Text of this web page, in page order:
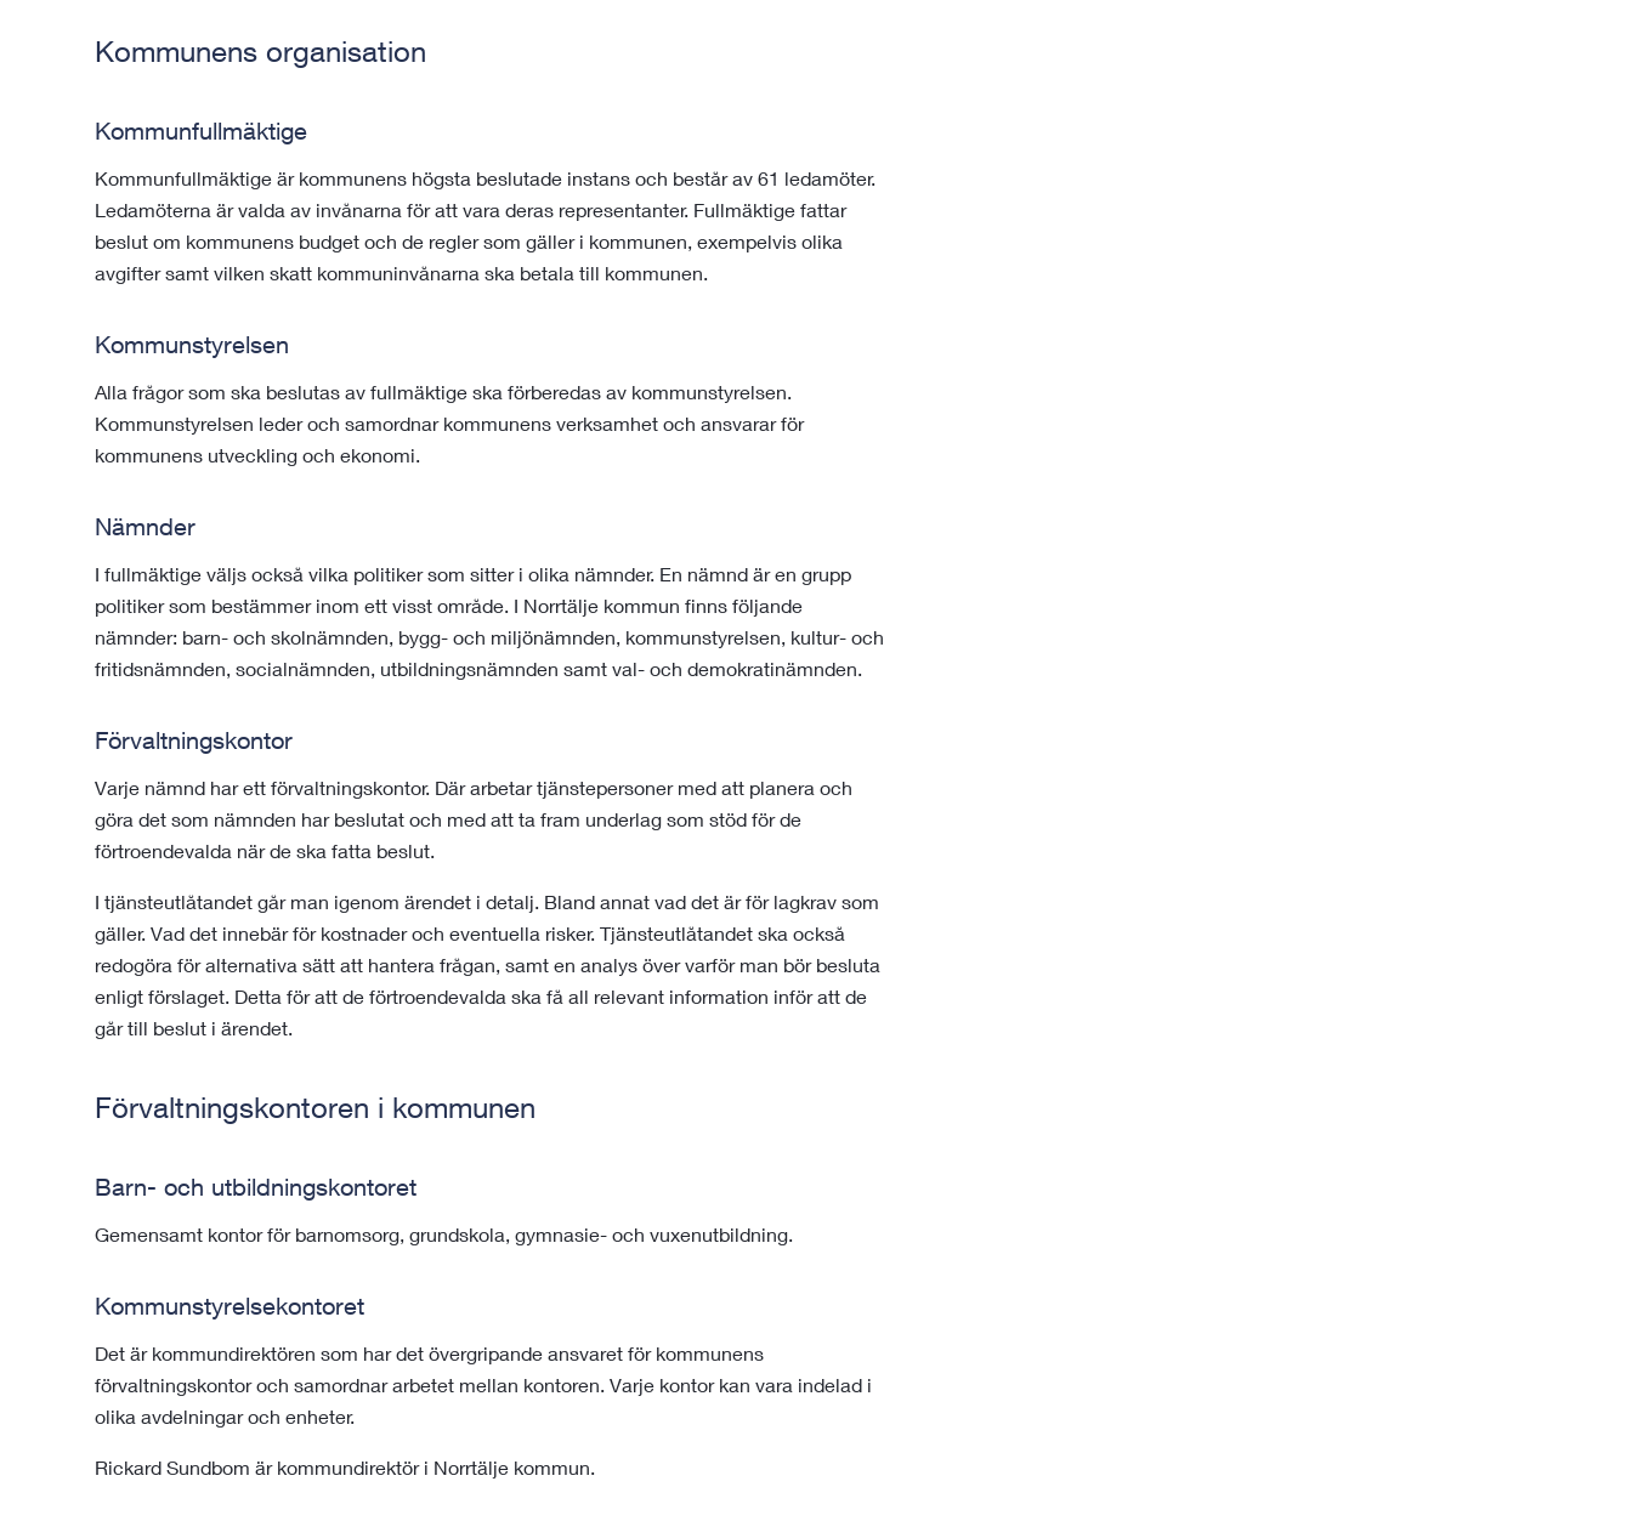
Kommunens organisation
Kommunfullmäktige
Kommunfullmäktige är kommunens högsta beslutade instans och består av 61 ledamöter.
Ledamöterna är valda av invånarna för att vara deras representanter. Fullmäktige fattar
beslut om kommunens budget och de regler som gäller i kommunen, exempelvis olika
avgifter samt vilken skatt kommuninvånarna ska betala till kommunen.
Kommunstyrelsen
Alla frågor som ska beslutas av fullmäktige ska förberedas av kommunstyrelsen.
Kommunstyrelsen leder och samordnar kommunens verksamhet och ansvarar för
kommunens utveckling och ekonomi.
Nämnder
I fullmäktige väljs också vilka politiker som sitter i olika nämnder. En nämnd är en grupp
politiker som bestämmer inom ett visst område. I Norrtälje kommun finns följande
nämnder: barn- och skolnämnden, bygg- och miljönämnden, kommunstyrelsen, kultur- och
fritidsnämnden, socialnämnden, utbildningsnämnden samt val- och demokratinämnden.
Förvaltningskontor
Varje nämnd har ett förvaltningskontor. Där arbetar tjänstepersoner med att planera och
göra det som nämnden har beslutat och med att ta fram underlag som stöd för de
förtroendevalda när de ska fatta beslut.
I tjänsteutlåtandet går man igenom ärendet i detalj. Bland annat vad det är för lagkrav som
gäller. Vad det innebär för kostnader och eventuella risker. Tjänsteutlåtandet ska också
redogöra för alternativa sätt att hantera frågan, samt en analys över varför man bör besluta
enligt förslaget. Detta för att de förtroendevalda ska få all relevant information inför att de
går till beslut i ärendet.
Förvaltningskontoren i kommunen
Barn- och utbildningskontoret
Gemensamt kontor för barnomsorg, grundskola, gymnasie- och vuxenutbildning.
Kommunstyrelsekontoret
Det är kommundirektören som har det övergripande ansvaret för kommunens
förvaltningskontor och samordnar arbetet mellan kontoren. Varje kontor kan vara indelad i
olika avdelningar och enheter.
Rickard Sundbom är kommundirektör i Norrtälje kommun.